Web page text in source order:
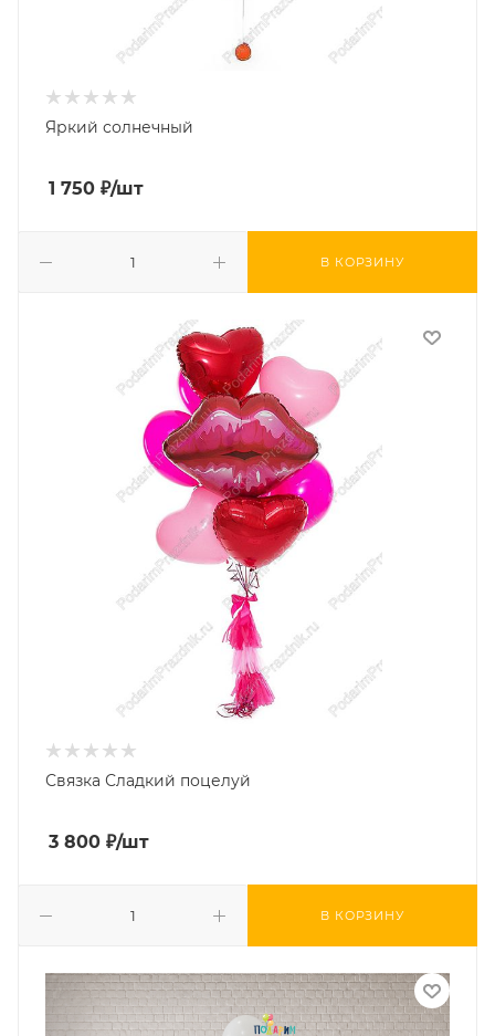
Яркий солнечный
1 750 ₽/шт
В КОРЗИНУ
Связка Сладкий поцелуй
3 800 ₽/шт
В КОРЗИНУ